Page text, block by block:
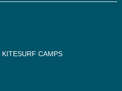
CAMPS